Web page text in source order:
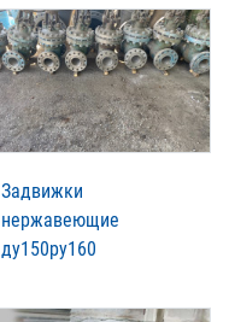
Задвижки
нержавеющие
ду150ру160